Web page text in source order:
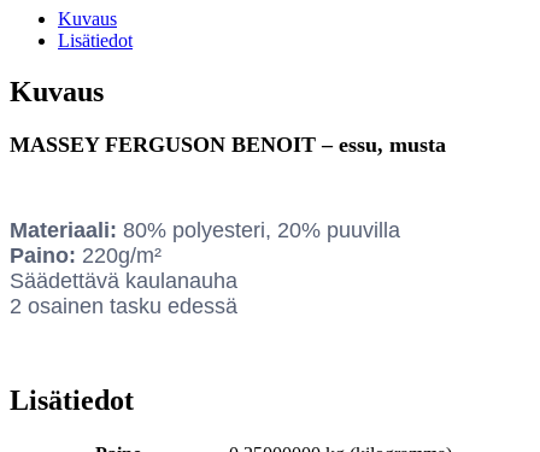
Kuvaus
Lisätiedot
Kuvaus
MASSEY FERGUSON BENOIT – essu, musta
Materiaali: 80% polyesteri, 20% puuvilla
Paino: 220g/m²
Säädettävä kaulanauha
2 osainen tasku edessä
Lisätiedot